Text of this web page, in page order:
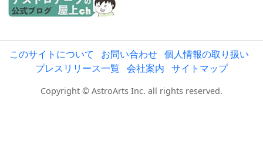
このサイトについて お問い合わせ 個人情報の取り扱い
プレスリリース一覧 会社案内 サイトマップ
Copyright © AstroArts Inc. all rights reserved.